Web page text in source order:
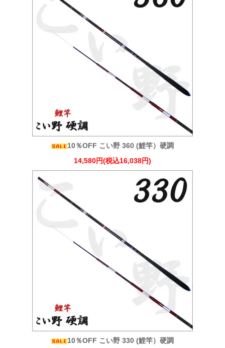
10％OFF こい野 360 (鯉竿）硬調
14,580円(税込16,038円)
10％OFF こい野 330 (鯉竿）硬調